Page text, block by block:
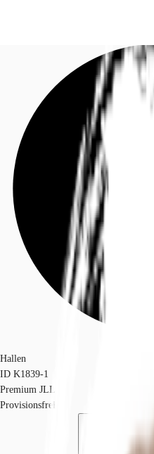
Investieren
Marktinformationen
Mehrwert
Coworking
Ihre Ansprechpartner
Favoriten
Kontaktieren Sie uns
Hallen
ID K1839-1
Premium JLL
Provisionsfrei